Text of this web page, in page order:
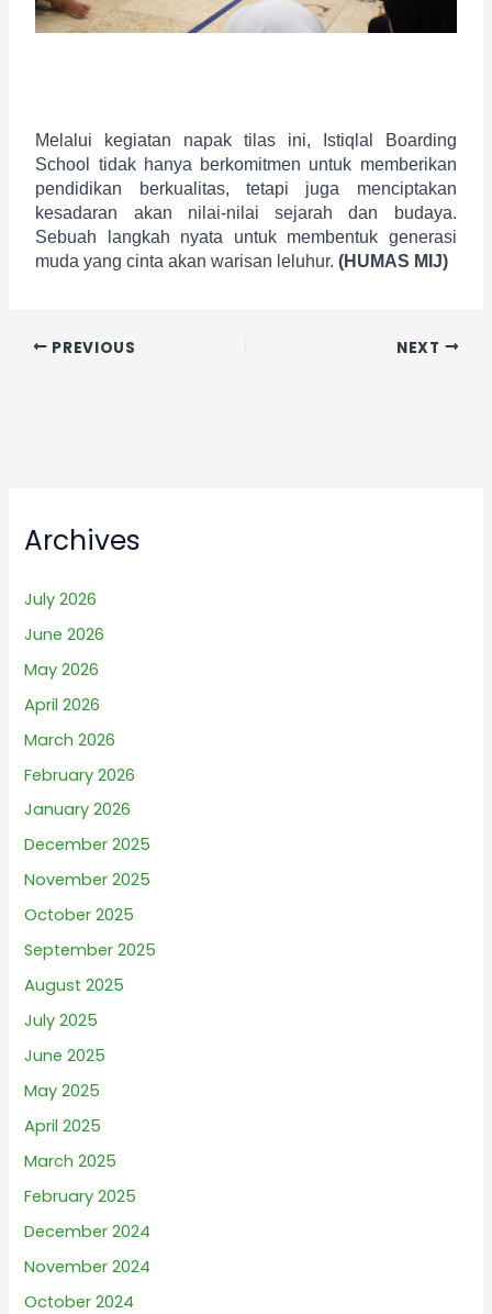
Melalui kegiatan napak tilas ini, Istiqlal Boarding
School tidak hanya berkomitmen untuk memberikan
pendidikan berkualitas, tetapi juga menciptakan
kesadaran akan nilai-nilai sejarah dan budaya.
Sebuah langkah nyata untuk membentuk generasi
muda yang cinta akan warisan leluhur. (HUMAS MIJ)
PREVIOUS NEXT
Archives
July 2026
June 2026
May 2026
April 2026
March 2026
February 2026
January 2026
December 2025
November 2025
October 2025
September 2025
August 2025
July 2025
June 2025
May 2025
April 2025
March 2025
February 2025
December 2024
November 2024
October 2024